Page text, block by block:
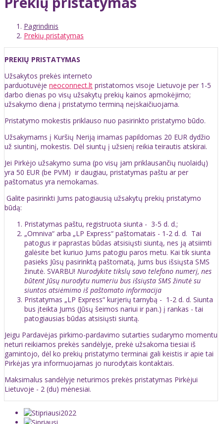
Pagrindinis
Prekių pristatymas
PREKIŲ PRISTATYMAS
Užsakytos prekės interneto
parduotuvėje neoconnect.lt pristatomos visoje Lietuvoje per 1-5
darbo dienas po visų užsakytų prekių kainos apmokėjimo;
užsakymo diena į pristatymo terminą neįskaičiuojama.
Pristatymo mokestis priklauso nuo pasirinkto pristatymo būdo.
Užsakymams į Kuršių Neriją imamas papildomas 20 EUR dydžio
už siuntinį, mokestis. Dėl siuntų į užsienį reikia teirautis atskirai.
Jei Pirkėjo užsakymo suma (po visų jam priklausančių nuolaidų)
yra 50 EUR (be PVM) ir daugiau, pristatymas paštu ar per
paštomatus yra nemokamas.
Galite pasirinkti Jums patogiausią užsakytų prekių pristatymo
būdą:
Pristatymas paštu, registruota siunta - 3-5 d. d.;
„Omniva“ arba „LP Express“ paštomatais - 1-2 d. d. Tai
patogus ir paprastas būdas atsisiųsti siuntą, nes ją atsiimti
galėsite bet kuriuo Jums patogiu paros metu. Kai tik siunta
pasieks Jūsų pasirinktą paštomatą, Jums bus išsiųsta SMS
žinutė. SVARBU! Nurodykite tikslų savo telefono numerį, nes
būtent Jūsų nurodytu numeriu bus išsiųsta SMS žinutė su
siuntos atsiėmimo iš paštomato informacija
Pristatymas „LP Express“ kurjerių tarnybą - 1-2 d. d. Siunta
bus įteikta Jums (Jūsų šeimos nariui ir pan.) į rankas - tai
patogiausias būdas atsisiųsti siuntą.
Jeigu Pardavėjas pirkimo-pardavimo sutarties sudarymo momentu
neturi reikiamos prekės sandėlyje, prekė užsakoma tiesiai iš
gamintojo, dėl ko prekių pristatymo terminai gali keistis ir apie tai
Pirkėjas yra informuojamas jo nurodytais kontaktais.
Maksimalus sandėlyje neturimos prekės pristatymas Pirkėjui
Lietuvoje - 2 (du) mėnesiai.